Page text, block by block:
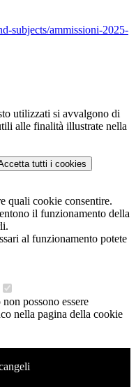
subjects/ammissioni-2025-
utilizzati si avvalgono di
alle finalità illustrate nella
tutti i cookies
quali cookie consentire.
il funzionamento della
al funzionamento potete
possono essere
nella pagina della cookie